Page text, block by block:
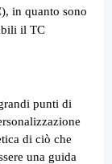
in quanto sono
il TC
punti di
di ciò che
una guida